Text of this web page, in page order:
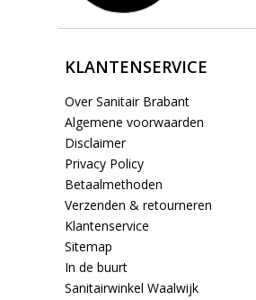
KLANTENSERVICE
Over Sanitair Brabant
Algemene voorwaarden
Disclaimer
Privacy Policy
Betaalmethoden
Verzenden & retourneren
Klantenservice
Sitemap
In de buurt
Sanitairwinkel Waalwijk